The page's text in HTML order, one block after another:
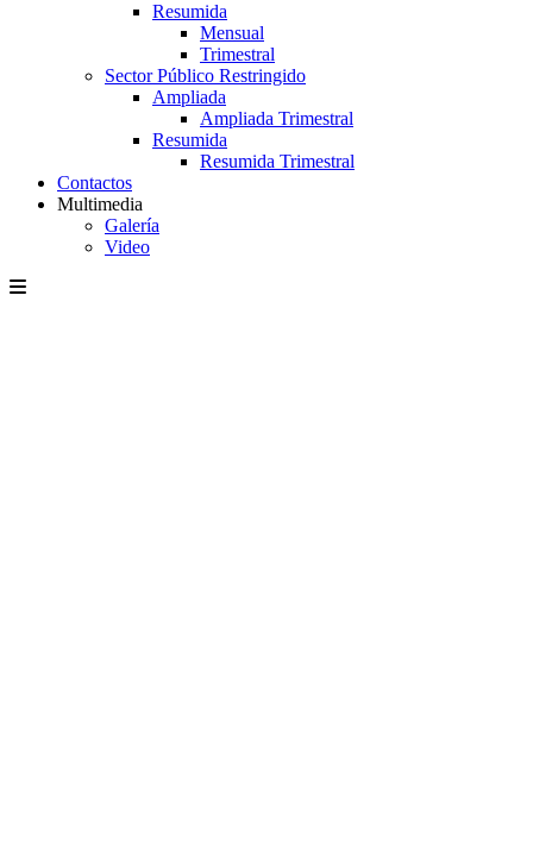
Resumida
Mensual
Trimestral
Sector Público Restringido
Ampliada
Ampliada Trimestral
Resumida
Resumida Trimestral
Contactos
Multimedia
Galería
Video